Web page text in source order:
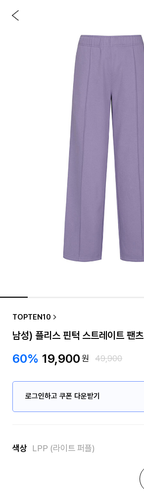
TOPTEN10
남성) 플리스 핀턱 스트레이트 팬츠
60% 19,900원 49,900
로그인하고 쿠폰 다운받기
색상 LPP (라이트 퍼플)